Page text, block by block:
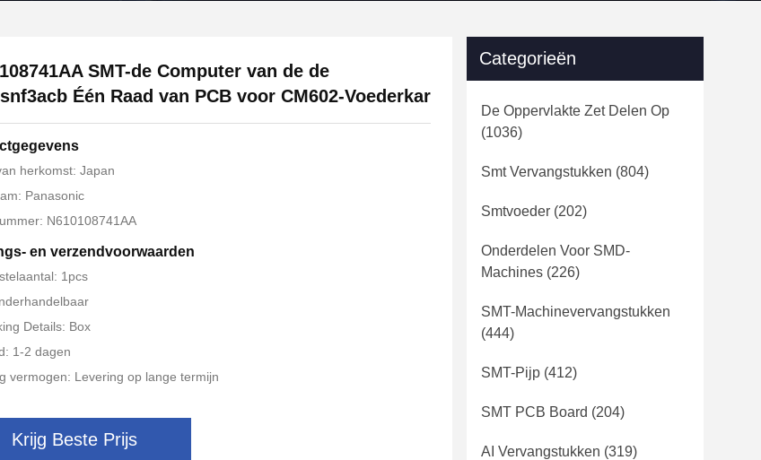
SMT-de Computer van de de
Één Raad van PCB voor CM602-Voederkar
herkomst: Japan
Panasonic
N610108741AA
en verzendvoorwaarden
1pcs
Details: Box
1-2 dagen
vermogen: Levering op lange termijn
Krijg Beste Prijs
Categorieën
De Oppervlakte Zet Delen Op
(1036)
Smt Vervangstukken (804)
Smtvoeder (202)
Onderdelen Voor SMD-
Machines (226)
SMT-Machinevervangstukken
(444)
SMT-Pijp (412)
SMT PCB Board (204)
AI Vervangstukken (319)